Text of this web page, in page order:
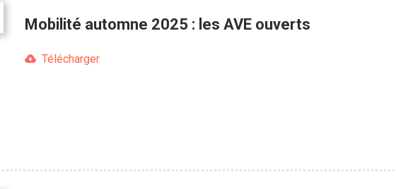
Mobilité automne 2025 : les AVE ouverts
Télécharger